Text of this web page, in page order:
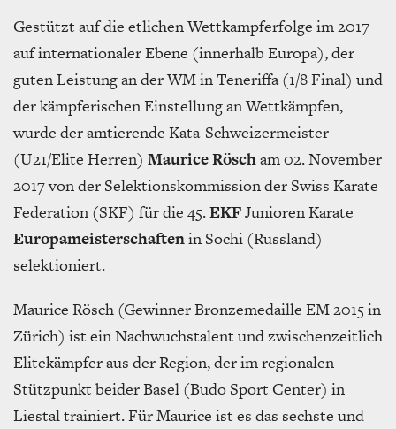
Gestützt auf die etlichen Wettkampferfolge im 2017
auf internationaler Ebene (innerhalb Europa), der
guten Leistung an der WM in Teneriffa (1/8 Final) und
der kämpferischen Einstellung an Wettkämpfen,
wurde der amtierende Kata-Schweizermeister
(U21/Elite Herren) Maurice Röscham 02. November
2017 von der Selektionskommission der Swiss Karate
Federation (SKF) für die 45.EKFJunioren Karate
Europameisterschaftenin Sochi (Russland)
selektioniert.
Maurice Rösch (Gewinner Bronzemedaille EM 2015 in
Zürich) ist ein Nachwuchstalent und zwischenzeitlich
Elitekämpfer aus der Region, der im regionalen
Stützpunkt beider Basel (Budo Sport Center) in
Liestal trainiert. Für Maurice ist es das sechste und